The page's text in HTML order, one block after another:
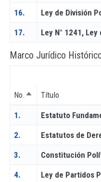
16. Ley de División
17. Ley N° 1241,
Marco Jurídico
No. Sort descending
Título
1. Estatuto
2. Estatutos de
3. Constitución
4. Ley de Partidos